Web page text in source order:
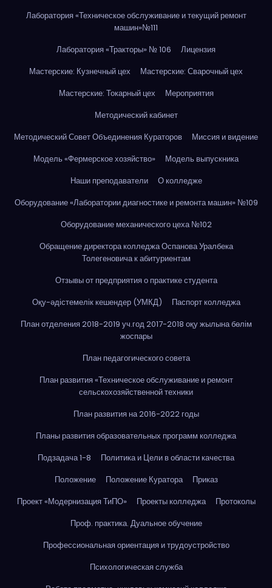
Лаборатория «Техническое обслуживание и текущий ремонт
машин»№111
Лаборатория «Тракторы» № 106
Лицензия
Мастерские: Кузнечный цех
Мастерские: Сварочный цех
Мастерские: Токарный цех
Мероприятия
Методический кабинет
Методический Совет Объединения Кураторов
Миссия и видение
Модель «Фермерское хозяйство»
Модель выпускника
Наши преподаватели
О колледже
Оборудование «Лаборатории диагностике и ремонта машин» №109
Оборудование механического цеха №102
Обращение директора колледжа Оспанова Уралбека
Толегеновича к абитуриентам
Отзывы от предприятия о практике студента
Оқу-әдістемелік кешендер (УМКД)
Паспорт колледжа
План отделения 2018-2019 уч.год 2017-2018 оқу жылына бөлім
жоспары
План педагогического совета
План развития «Техническое обслуживание и ремонт
сельскохозяйственной техники
План развития на 2016-2022 годы
Планы развития образовательных программ колледжа
Подзадача 1-8
Политика и Цели в области качества
Положение
Положение Куратора
Приказ
Проект «Модернизация ТиПО»
Проекты колледжа
Протоколы
Проф. практика. Дуальное обучение
Профессиональная ориентация и трудоустройство
Психологическая служба